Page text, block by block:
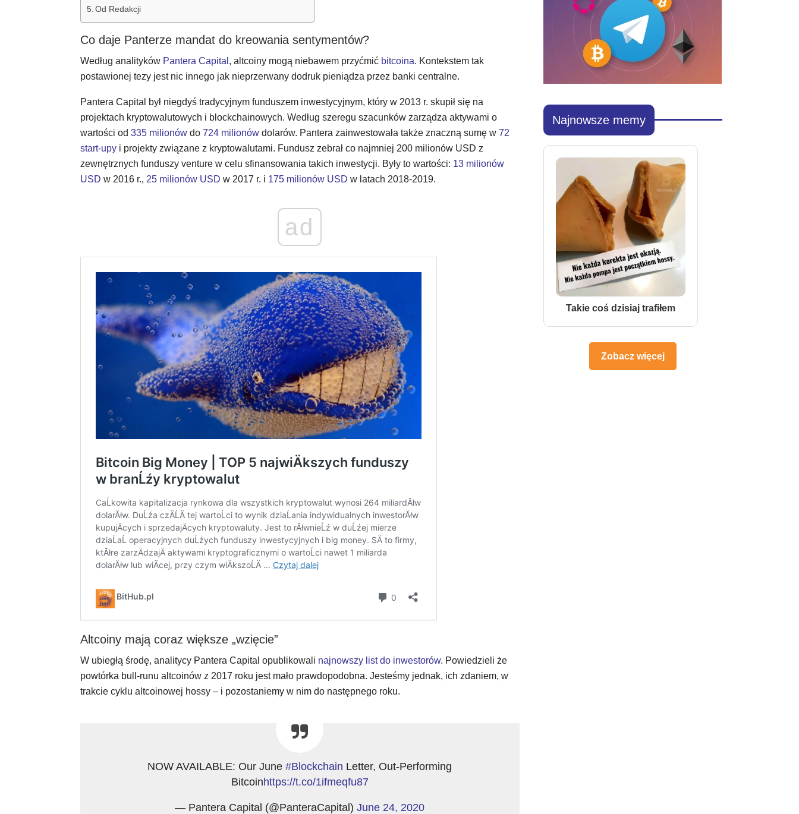
Od Redakcji
Co daje Panterze mandat do kreowania sentymentów?
Według analityków Pantera Capital , altcoiny mogą niebawem przyćmić bitcoina. Kontekstem tak
postawionej tezy jest nic innego jak nieprzerwany dodruk pieniądza przez banki centralne.
Pantera Capital był niegdyś tradycyjnym funduszem inwestycyjnym, który w 2013 r. skupił się na
projektach kryptowalutowych i blockchainowych. Według szeregu szacunków zarządza aktywami o
wartości od 335 milionówdo 724 milionówdolarów. Pantera zainwestowała także znaczną sumę w 72
start-upyi projekty związane z kryptowalutami. Fundusz zebrał co najmniej 200 milionów USD z
zewnętrznych funduszy venture w celu sfinansowania takich inwestycji. Były to wartości: 13 milionów
USD w 2016 r., 25 milionów USD w 2017 r. i 175 milionów USD w latach 2018-2019.
ad
Altcoiny mają coraz większe „wzięcie”
W ubiegłą środę, analitycy Pantera Capital opublikowali najnowszy list do inwestorów. Powiedzieli że
powtórka bull-runu altcoinów z 2017 roku jest mało prawdopodobna. Jesteśmy jednak, ich zdaniem, w
trakcie cyklu altcoinowej hossy – i pozostaniemy w nim do następnego roku.
NOW AVAILABLE: Our June #Blockchain Letter, Out-Performing
Bitcoinhttps://t.co/1ifmeqfu87
— Pantera Capital (@PanteraCapital) June 24, 2020
Najnowsze memy
Takie coś dzisiaj trafiłem
Zobacz więcej